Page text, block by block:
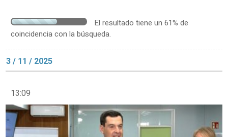
El resultado tiene un 61% de
coincidencia con la búsqueda.
3 / 11 / 2025
13:09